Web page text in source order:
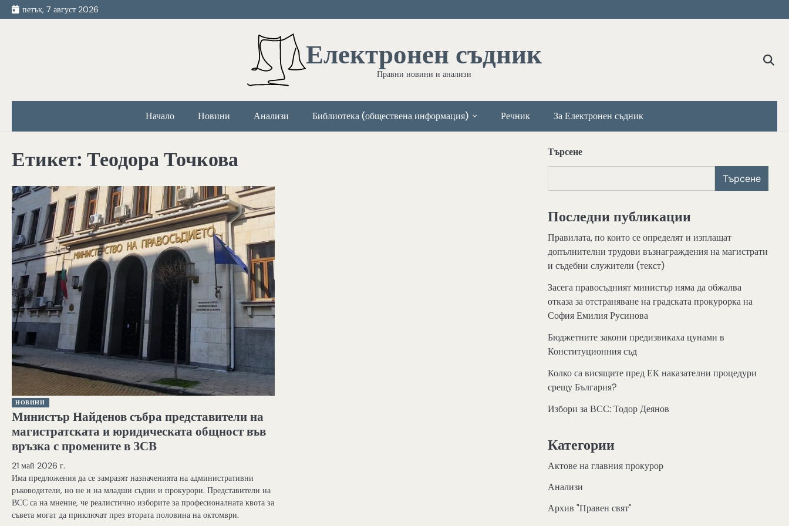
Skip
to
петък, 7 август 2026
Електронен съдник
Правни новини и анализи
Начало Новини Анализи Библиотека (обществена информация) Речник За Електронен съдник
Етикет: Теодора Точкова
НОВИНИ
Министър Найденов събра представители на
магистратската и юридическата общност във
връзка с промените в ЗСВ
21 май 2026 г.
Има предложения да се замразят назначенията на административни
ръководители, но не и на младши съдии и прокурори. Представители на
ВСС са на мнение, че реалистично изборите за професионалната квота за
съвета могат да приключат през втората половина на октомври.
Търсене
Търсене
Последни публикации
Правилата, по които се определят и изплащат
допълнителни трудови възнаграждения на магистрати
и съдебни служители (текст)
Засега правосъдният министър няма да обжалва
отказа за отстраняване на градската прокурорка на
София Емилия Русинова
Бюджетните закони предизвикаха цунами в
Конституционния съд
Колко са висящите пред ЕК наказателни процедури
срещу България?
Избори за ВСС: Тодор Деянов
Категории
Актове на главния прокурор
Анализи
Архив "Правен свят"